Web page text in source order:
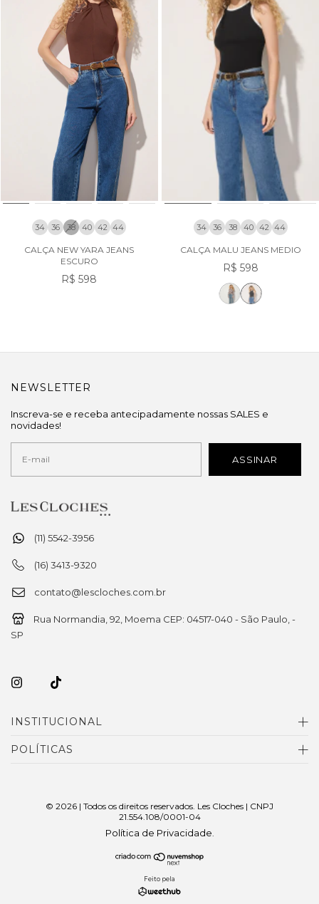
34 36 38 40 42 44
CALÇA NEW YARA JEANS
ESCURO
R$ 598
34 36 38 40 42 44
CALÇA MALU JEANS MEDIO
R$ 598
(11) 5542-3956
(16) 3413-9320
contato@lescloches.com.br
Rua Normandia, 92, Moema CEP: 04517-040 - São Paulo, -
SP
INSTITUCIONAL
POLÍTICAS
NEWSLETTER
Inscreva-se e receba antecipadamente nossas SALES e
novidades!
© 2026 | Todos os direitos reservados. Les Cloches | CNPJ
21.554.108/0001-04
Política de Privacidade
Feito pela